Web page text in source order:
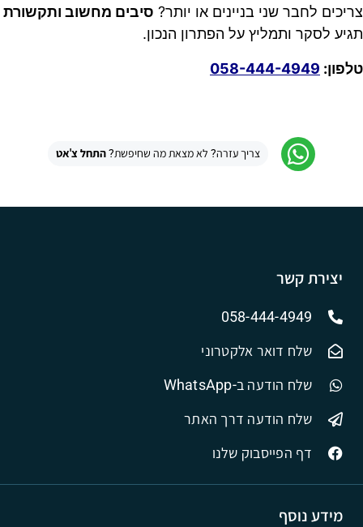
צריכים לחבר שני בניינים או יותר? סיבים מחשוב ותקשורת
תגיע לסקר ותמליץ על הפתרון הנכון.
טלפון: 058-444-4949
צריך עזרה? לא מצאת מה שחיפשת?התחל צ'אט
מידע נוסף
יצירת קשר
058-444-4949
שלח דואר אלקטרוני
שלח הודעה ב-WhatsApp
שלח הודעה דרך האתר
דף הפייסבוק שלנו